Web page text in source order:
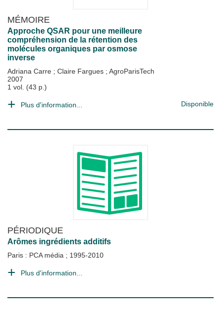
MÉMOIRE
Approche QSAR pour une meilleure
compréhension de la rétention des
molécules organiques par osmose
inverse
Adriana Carre ; Claire Fargues ; AgroParisTech
2007
1 vol. (43 p.)
Plus d'information... Disponible
PÉRIODIQUE
Arômes ingrédients additifs
Paris : PCA média ; 1995-2010
Plus d'information...